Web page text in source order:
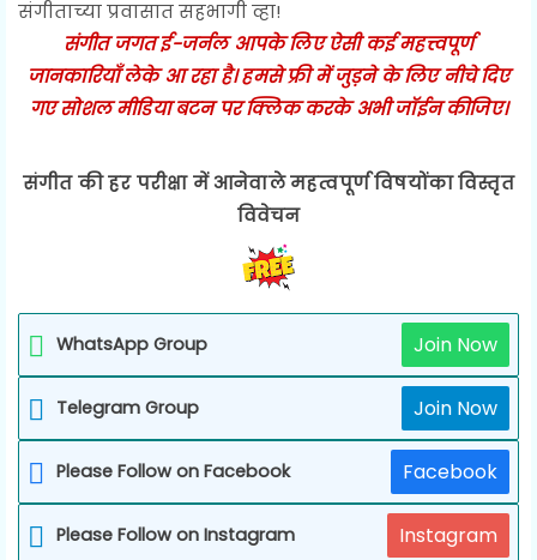
संगीताच्या प्रवासात सहभागी व्हा!
संगीत जगत ई-जर्नल आपके लिए ऐसी कई महत्त्वपूर्ण
जानकारियाँ लेके आ रहा है। हमसे फ्री में जुड़ने के लिए नीचे दिए
गए सोशल मीडिया बटन पर क्लिक करके अभी जॉईन कीजिए।
संगीत की हर परीक्षा में आनेवाले महत्वपूर्ण विषयोंका विस्तृत
विवेचन
WhatsApp Group Join Now
Telegram Group Join Now
Please Follow on Facebook Facebook
Please Follow on Instagram Instagram